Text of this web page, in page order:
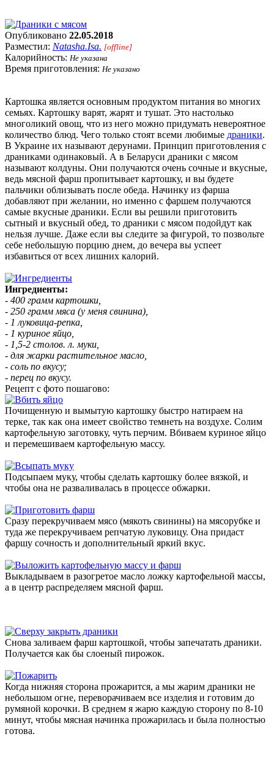
Опубликовано 22.05.2018
Разместил: Natasha.Isa. [offline]
Калорийность: Не указана
Время приготовления: Не указано
Картошка является основным продуктом питания во многих
семьях. Картошку варят, жарят и тушат. Это настолько
многоликий овощ, что из него можно придумать невероятное
количество блюд. Чего только стоят всеми любимые драники.
В Украине их называют дерунами. Принцип приготовления с
драниками одинаковый. А в Беларуси драники с мясом
называют колдуны. Они получаются очень сочные и вкусные,
ведь мясной фарш пропитывает картошку, и вы будете
пальчики облизывать после обеда. Начинку из фарша
добавляют при желании, но именно с фаршем получаются
самые вкусные драники. Если вы решили приготовить
сытный и вкусный обед, то драники с мясом подойдут как
нельзя лучше. Даже если вы следите за фигурой, то позвольте
себе небольшую порцию днем, до вечера вы успеет
избавиться от всех лишних калорий.
Ингредиенты:
- 400 грамм картошки,
- 250 грамм мяса (у меня свинина),
- 1 луковица-репка,
- 1 куриное яйцо,
- 1,5-2 столов. л. муки,
- для жарки растительное масло,
- соль по вкусу;
- перец по вкусу.
Рецепт с фото пошагово:
Почищенную и вымытую картошку быстро натираем на
терке, так как она имеет свойство темнеть на воздухе. Солим
картофельную заготовку, чуть перчим. Вбиваем куриное яйцо
и перемешиваем картофельную массу.
Подсыпаем муку, чтобы сделать картошку более вязкой, и
чтобы она не разваливалась в процессе обжарки.
Сразу перекручиваем мясо (мякоть свинины) на мясорубке и
туда же перекручиваем репчатую луковицу. Она придаст
фаршу сочность и дополнительный яркий вкус.
Выкладываем в разогретое масло ложку картофельной массы,
а в центр распределяем мясной фарш.
Снова заливаем фарш картошкой, чтобы запечатать драники.
Получается как бы слоеный пирожок.
Когда нижняя сторона прожарится, а мы жарим драники не
небольшом огне, переворачиваем все изделия и готовим до
румяной корочки. В среднем я жарю каждую сторону по 8-10
минут, чтобы мясная начинка прожарилась и была полностью
готова.